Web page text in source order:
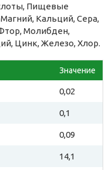
Пищевые
Кальций, Сера,
Молибден,
Цинк, Железо, Хлор.
Значение
0,02
0,1
0,09
14,1